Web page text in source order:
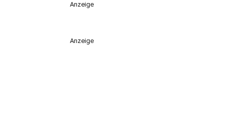
Anzeige
Anzeige